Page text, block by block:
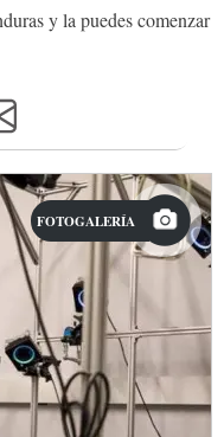
y la puedes comenzar
FOTOGALERÍA